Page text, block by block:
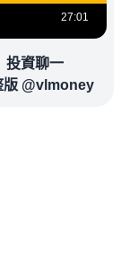
27:01
投資聊一
版 @vlmoney